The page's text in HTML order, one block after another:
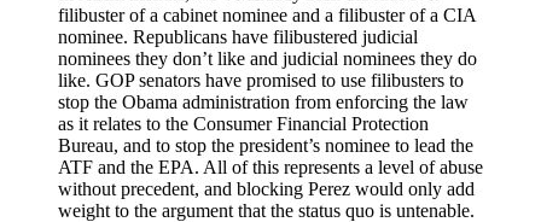
filibuster of a cabinet nominee and a filibuster of a CIA
nominee. Republicans have filibustered judicial
nominees they don’t like and judicial nominees they do
like. GOP senators have promised to use filibusters to
stop the Obama administration from enforcing the law
as it relates to the Consumer Financial Protection
Bureau, and to stop the president’s nominee to lead the
ATF and the EPA. All of this represents a level of abuse
without precedent, and blocking Perez would only add
weight to the argument that the status quo is untenable.